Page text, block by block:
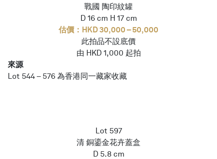
戰國 陶印紋罐
D 16 cm H 17 cm
估價：HKD 30,000 – 50,000
此拍品不設底價
由 HKD 1,000 起拍
來源
Lot 544 – 576 為香港同一藏家收藏
Lot 597
清 銅鎏金花卉蓋盒
D 5.8 cm